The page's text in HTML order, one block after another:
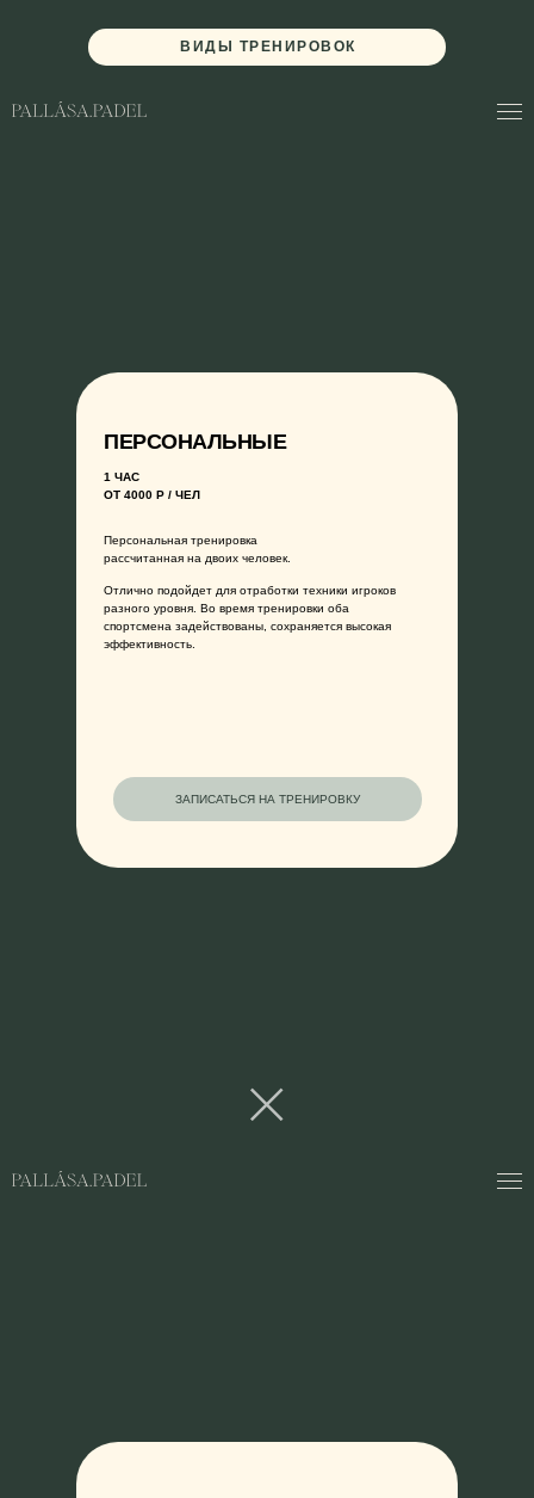
ВИДЫ ТРЕНИРОВОК
ПЕРСОНАЛЬНЫЕ
ЗАПИСАТЬСЯ НА ТРЕНИРОВКУ
Отлично подойдет для отработки техники игроков
разного уровня. Во время тренировки оба
спортсмена задействованы, сохраняется высокая
эффективность.
Персональная тренировка
рассчитанная на двоих человек.
1 ЧАС
ОТ 4000 Р / ЧЕЛ
ТРЕНИРОВКИ
О НАС